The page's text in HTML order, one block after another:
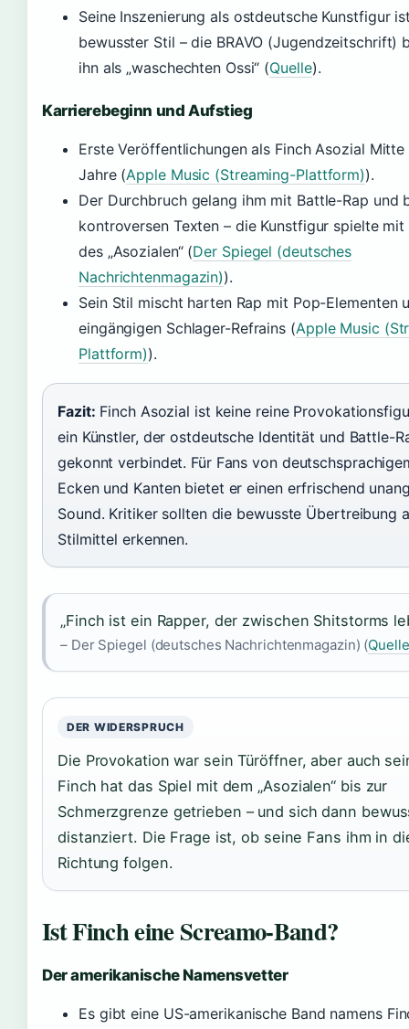
Seine Inszenierung als ostdeutsche Kunstfigur
bewusster Stil – die BRAVO (Jugendzeitschrift)
ihn als „waschechten Ossi“ (Quelle).
Karrierebeginn und Aufstieg
Erste Veröffentlichungen als Finch Asozial
Jahre (Apple Music (Streaming-Plattform)).
Der Durchbruch gelang ihm mit Battle-Rap und
kontroversen Texten – die Kunstfigur spielte mit
des „Asozialen“ (Der Spiegel (deutsches
Nachrichtenmagazin)).
Sein Stil mischt harten Rap mit Pop-Elementen
eingängigen Schlager-Refrains (Apple Music
Plattform)).
Fazit: Finch Asozial ist keine reine
ein Künstler, der ostdeutsche Identität und Battle-
gekonnt verbindet. Für Fans von
Ecken und Kanten bietet er einen erfrischend
Sound. Kritiker sollten die bewusste Übertreibung
Stilmittel erkennen.
„Finch ist ein Rapper, der zwischen Shitstorms
– Der Spiegel (deutsches Nachrichtenmagazin) (Quelle
DER WIDERSPRUCH
Die Provokation war sein Türöffner, aber auch
Finch hat das Spiel mit dem „Asozialen“ bis zur
Schmerzgrenze getrieben – und sich dann
distanziert. Die Frage ist, ob seine Fans ihm in
Richtung folgen.
Ist Finch eine Screamo-Band?
Der amerikanische Namensvetter
Es gibt eine US-amerikanische Band namens